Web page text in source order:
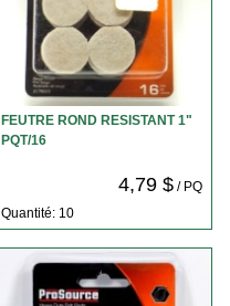
FEUTRE ROND RESISTANT 1"
PQT/16
4,79 $/ PQ
Quantité: 10